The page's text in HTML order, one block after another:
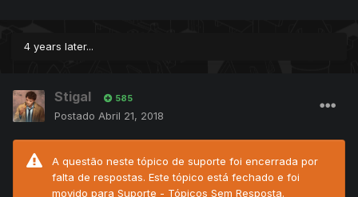
4 years later...
Stigal 585
Postado Abril 21, 2018
A questão neste tópico de suporte foi encerrada por
falta de respostas. Este tópico está fechado e foi
movido para Suporte - Tópicos Sem Resposta.